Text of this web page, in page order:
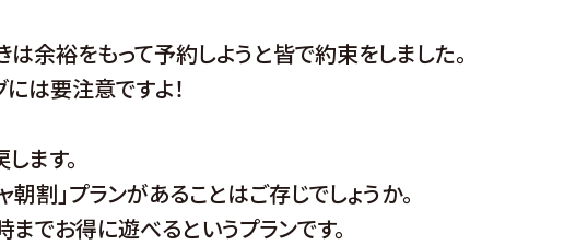
余裕をもって予約しようと皆で約束をしました。
は要注意ですよ！
ます。
朝割」プランがあることはご存じでしょうか。
でお得に遊べるというプランです。